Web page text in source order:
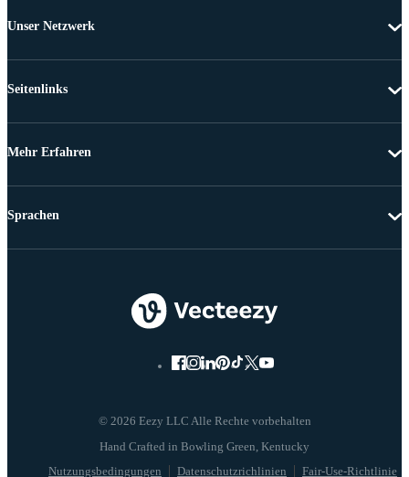
Unser Netzwerk
Seitenlinks
Mehr Erfahren
© 2026 Eezy LLC Alle Rechte vorbehalten
Nutzungsbedingungen Datenschutzrichlinien Fair-Use-Richtlinie
Sprachen